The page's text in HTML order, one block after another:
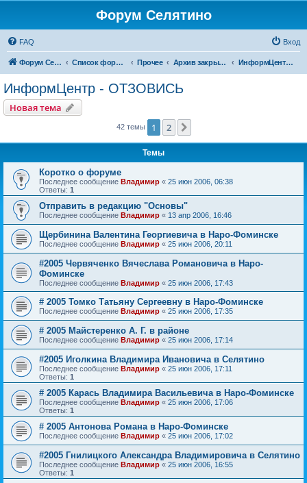
Форум Селятино
FAQ Вход
Форум Селятино Список форумов Прочее Архив закрытых тем ИнформЦентр - ОТЗОВИСЬ
ИнформЦентр - ОТЗОВИСЬ
Новая тема
42 темы 1 2
Темы
Коротко о форуме
Последнее сообщение Владимир « 25 июн 2006, 06:38
Ответы: 1
Отправить в редакцию "Основы"
Последнее сообщение Владимир « 13 апр 2006, 16:46
Щербинина Валентина Георгиевича в Наро-Фоминске
Последнее сообщение Владимир « 25 июн 2006, 20:11
#2005 Червяченко Вячеслава Романовича в Наро-
Фоминске
Последнее сообщение Владимир « 25 июн 2006, 17:43
# 2005 Томко Татьяну Сергеевну в Наро-Фоминске
Последнее сообщение Владимир « 25 июн 2006, 17:35
# 2005 Майстеренко А. Г. в районе
Последнее сообщение Владимир « 25 июн 2006, 17:14
#2005 Иголкина Владимира Ивановича в Селятино
Последнее сообщение Владимир « 25 июн 2006, 17:11
Ответы: 1
# 2005 Карась Владимира Васильевича в Наро-Фоминске
Последнее сообщение Владимир « 25 июн 2006, 17:06
Ответы: 1
# 2005 Антонова Романа в Наро-Фоминске
Последнее сообщение Владимир « 25 июн 2006, 17:02
#2005 Гнилицкого Александра Владимировича в Селятино
Последнее сообщение Владимир « 25 июн 2006, 16:55
Ответы: 1